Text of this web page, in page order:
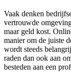
Vaak denken
vertrouwde
maar geld kost.
manier om de juiste
wordt steeds
raden dan ook aan
besteden aan een